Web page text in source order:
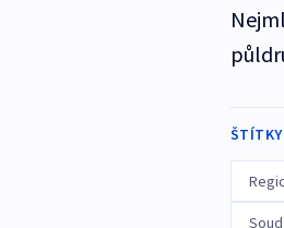
ŠTÍTKY
Soud